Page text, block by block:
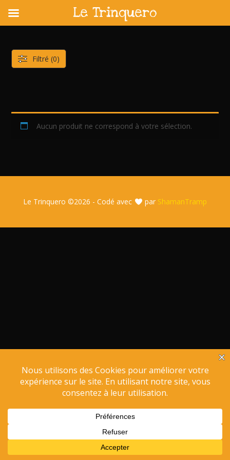
content
Aucun produit ne correspond à votre sélection.
Filtré (0)
Le Trinquero ©2026 - Codé avec par ShamanTramp
Le Trinquero